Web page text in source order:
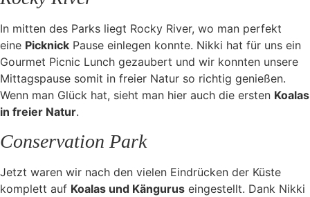
In mitten des Parks liegt Rocky River, wo man perfekt
eine Picknick Pause einlegen konnte. Nikki hat für uns ein
Gourmet Picnic Lunch gezaubert und wir konnten unsere
Mittagspause somit in freier Natur so richtig genießen.
Wenn man Glück hat, sieht man hier auch die ersten Koalas
in freier Natur.
Conservation Park
Jetzt waren wir nach den vielen Eindrücken der Küste
komplett auf Koalas und Kängurus eingestellt. Dank Nikki